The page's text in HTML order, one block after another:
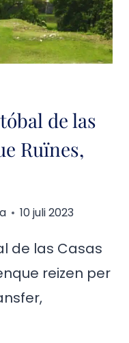
de las
Ruïnes,
10 juli 2023
de las Casas
reizen per